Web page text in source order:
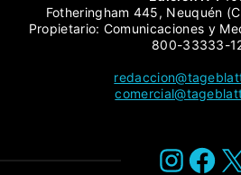
Fotheringham 445, Neuquén
Propietario: Comunicaciones y
800-33333-
X